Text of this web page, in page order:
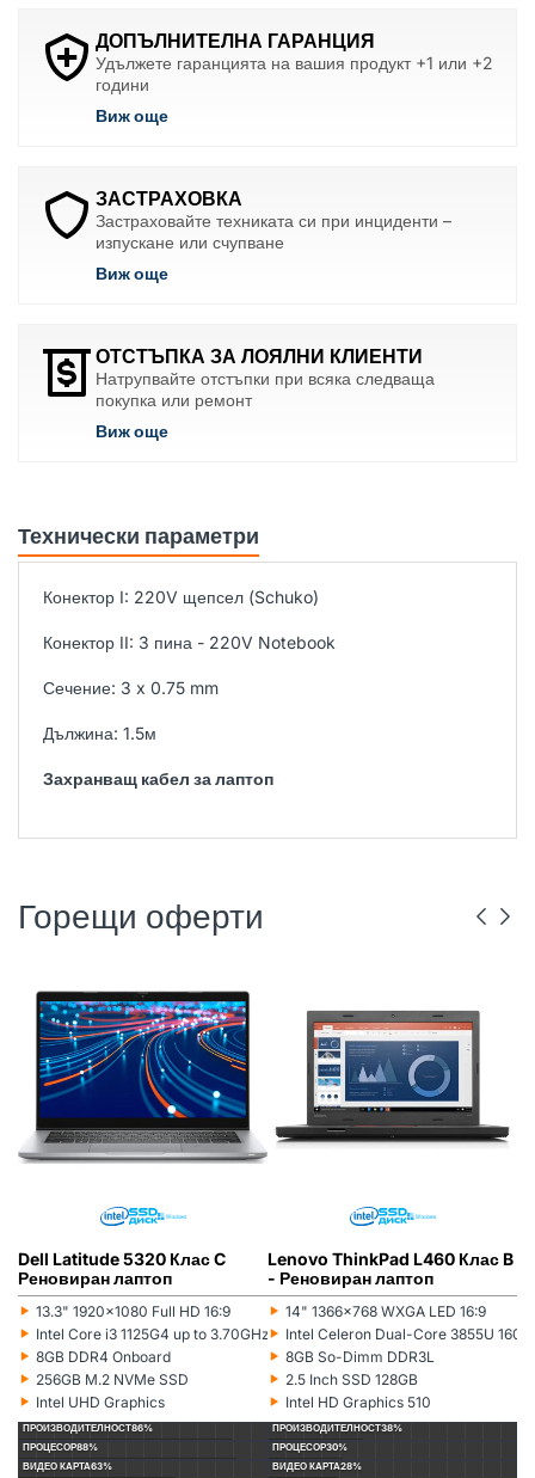
ДОПЪЛНИТЕЛНА ГАРАНЦИЯ
Удължете гаранцията на вашия продукт +1 или +2
години
Виж още
ЗАСТРАХОВКА
Застраховайте техниката си при инциденти –
изпускане или счупване
Виж още
ОТСТЪПКА ЗА ЛОЯЛНИ КЛИЕНТИ
Натрупвайте отстъпки при всяка следваща
покупка или ремонт
Виж още
Технически параметри
Конектор I: 220V щепсел (Schuko)
Конектор II: 3 пина - 220V Notebook
Сечение: 3 x 0.75 mm
Дължина: 1.5м
Захранващ кабел за лаптоп
Горещи оферти
Dell Latitude 5320 Клас C
Реновиран лаптоп
‣
Монитор:
13.3" 1920x1080 Full HD 16:9
‣
Процесор:
Intel Core i3 1125G4 up to 3.70GHz 8MB
‣
Рам памет:
8GB DDR4 Onboard
‣
Хард диск:
256GB M.2 NVMe SSD
‣
Видеокарта:
Intel UHD Graphics
ПРОИЗВОДИТЕЛНОСТ86%
ПРОЦЕСОР88%
ВИДЕО КАРТА63%
Lenovo ThinkPad L460 Клас B
- Реновиран лаптоп
‣
Монитор:
14" 1366x768 WXGA LED 16:9
‣
Процесор:
Intel Celeron Dual-Core 3855U
‣
Рам памет:
8GB So-Dimm DDR3L
‣
Хард диск:
2.5 Inch SSD 128GB
‣
Видеокарта:
Intel HD Graphics 510
ПРОИЗВОДИТЕЛНОСТ38%
ПРОЦЕСОР30%
ВИДЕО КАРТА28%